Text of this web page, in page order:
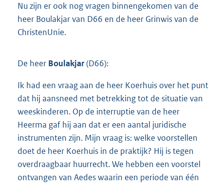
Nu zijn er ook nog vragen binnengekomen van de
heer Boulakjar van D66 en de heer Grinwis van de
ChristenUnie.
De heer Boulakjar(D66):
Ik had een vraag aan de heer Koerhuis over het punt
dat hij aansneed met betrekking tot de situatie van
weeskinderen. Op de interruptie van de heer
Heerma gaf hij aan dat er een aantal juridische
instrumenten zijn. Mijn vraag is: welke voorstellen
doet de heer Koerhuis in de praktijk? Hij is tegen
overdraagbaar huurrecht. We hebben een voorstel
ontvangen van Aedes waarin een periode van één